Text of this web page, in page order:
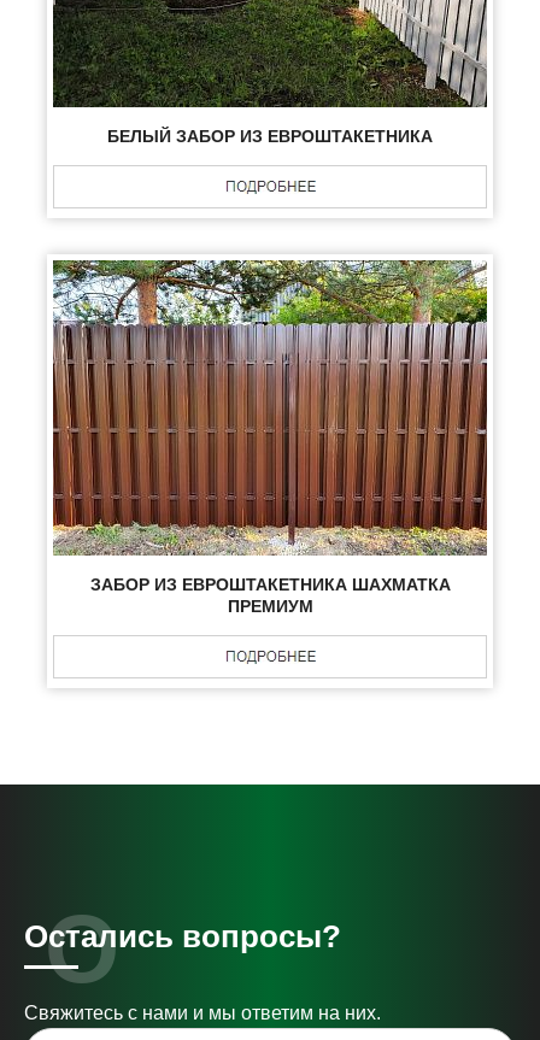
БЕЛЫЙ ЗАБОР ИЗ ЕВРОШТАКЕТНИКА
ЗАБОР ИЗ ЕВРОШТАКЕТНИКА ШАХМАТКА
ПРЕМИУМ
Остались вопросы?
Свяжитесь с нами и мы ответим на них.